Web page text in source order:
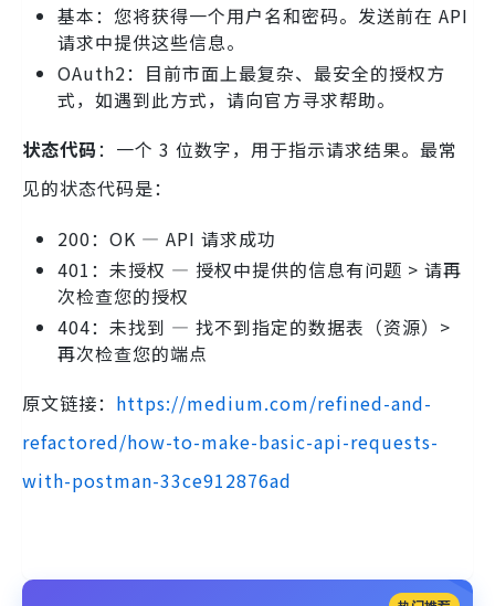
基本：您将获得一个用户名和密码。发送前在 API
请求中提供这些信息。
OAuth2：目前市面上最复杂、最安全的授权方
式，如遇到此方式，请向官方寻求帮助。
状态代码：一个 3 位数字，用于指示请求结果。最常
见的状态代码是：
200：OK — API 请求成功
401：未授权 — 授权中提供的信息有问题 > 请再
次检查您的授权
404：未找到 — 找不到指定的数据表（资源）>
再次检查您的端点
原文链接： https://medium.com/refined-and-
refactored/how-to-make-basic-api-requests-
with-postman-33ce912876ad